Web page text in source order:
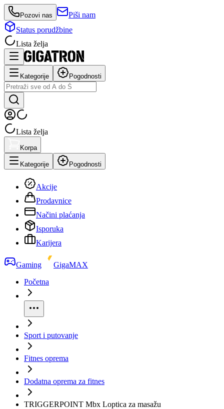
Pozovi nas
Piši nam
Status porudžbine
Lista želja
Kategorije Pogodnosti
Lista želja
Korpa
Kategorije Pogodnosti
Akcije
Prodavnice
Načini plaćanja
Isporuka
Karijera
Gaming
GigaMAX
Početna
Sport i putovanje
Fitnes oprema
Dodatna oprema za fitnes
TRIGGERPOINT Mbx Loptica za masažu